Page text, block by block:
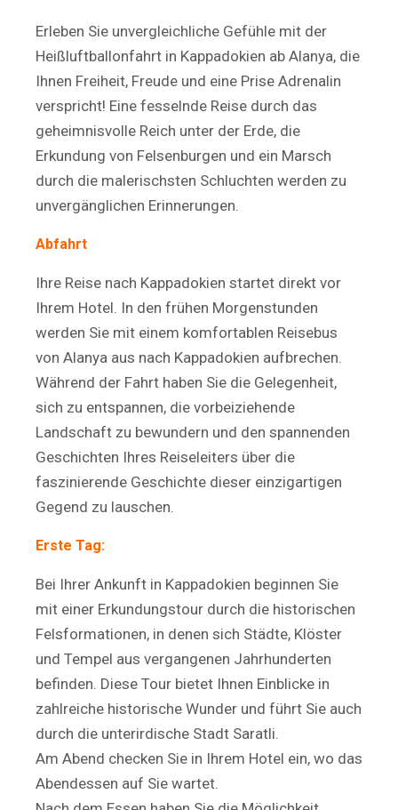
Erleben Sie unvergleichliche Gefühle mit der
Heißluftballonfahrt in Kappadokien ab Alanya, die
Ihnen Freiheit, Freude und eine Prise Adrenalin
verspricht! Eine fesselnde Reise durch das
geheimnisvolle Reich unter der Erde, die
Erkundung von Felsenburgen und ein Marsch
durch die malerischsten Schluchten werden zu
unvergänglichen Erinnerungen.
Abfahrt
Ihre Reise nach Kappadokien startet direkt vor
Ihrem Hotel. In den frühen Morgenstunden
werden Sie mit einem komfortablen Reisebus
von Alanya aus nach Kappadokien aufbrechen.
Während der Fahrt haben Sie die Gelegenheit,
sich zu entspannen, die vorbeiziehende
Landschaft zu bewundern und den spannenden
Geschichten Ihres Reiseleiters über die
faszinierende Geschichte dieser einzigartigen
Gegend zu lauschen.
Erste Tag:
Bei Ihrer Ankunft in Kappadokien beginnen Sie
mit einer Erkundungstour durch die historischen
Felsformationen, in denen sich Städte, Klöster
und Tempel aus vergangenen Jahrhunderten
befinden. Diese Tour bietet Ihnen Einblicke in
zahlreiche historische Wunder und führt Sie auch
durch die unterirdische Stadt Saratli.
Am Abend checken Sie in Ihrem Hotel ein, wo das
Abendessen auf Sie wartet.